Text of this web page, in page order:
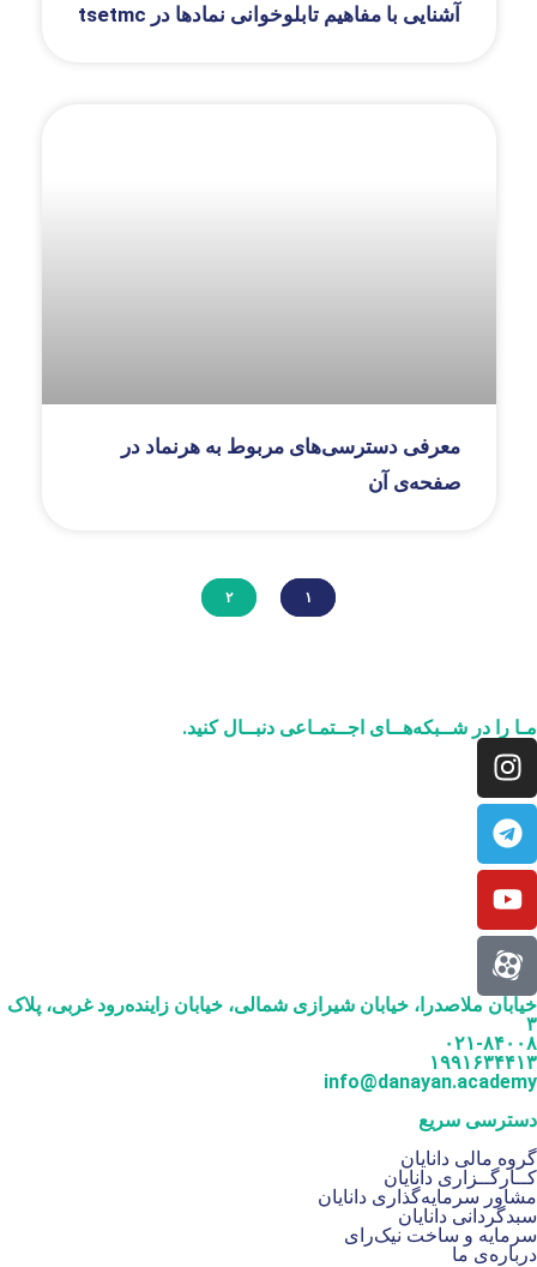
آشنایی با مفاهیم تابلوخوانی نمادها در tsetmc
معرفی دسترسی‌های مربوط به هرنماد در
صفحه‌ی آن
۱ ۲
مـا را در شــبکه‌هــای اجــتمـاعی دنبــال کنید.
خیابان ملاصدرا، خیابان شیرازی شمالی، خیابان زاینده‌رود غربی، پلاک
۳
۰۲۱-۸۴۰۰۸
۱۹۹۱۶۳۴۴۱۳
info@danayan.academy
دسترسی سریع
گروه مالی دانایان
کــارگــزاری دانایان
مشاور سرمایه‌گذاری دانایان
سبدگردانی دانایان
سرمایه و ساخت نیک‌رای
درباره‌ی ما